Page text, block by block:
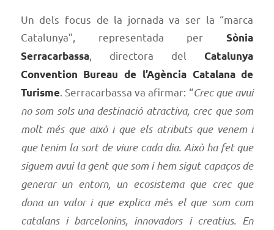
Un dels focus de la jornada va ser la “marca
Catalunya”, representada perSònia
Serracarbassa, directora delCatalunya
Convention Bureau de l’Agència Catalana de
Turisme. Serracarbassa va afirmar: “Crec que avui
no som sols una destinació atractiva, crec que som
molt més que això i que els atributs que venem i
que tenim la sort de viure cada dia. Això ha fet que
siguem avui la gent que som i hem sigut capaços de
generar un entorn, un ecosistema que crec que
dona un valor i que explica més el que som com
catalans i barcelonins, innovadors i creatius. En